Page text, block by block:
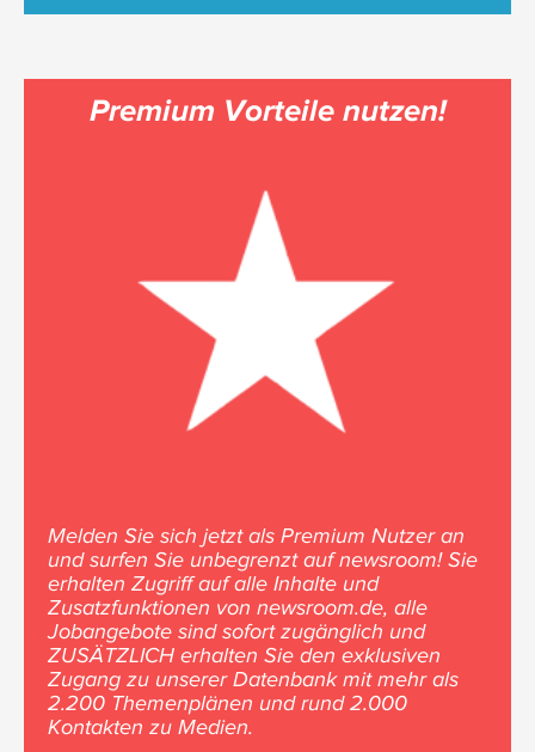
Premium Vorteile nutzen!
Melden Sie sich jetzt als Premium Nutzer an
und surfen Sie unbegrenzt auf newsroom! Sie
erhalten Zugriff auf alle Inhalte und
Zusatzfunktionen von newsroom.de, alle
Jobangebote sind sofort zugänglich und
ZUSÄTZLICH erhalten Sie den exklusiven
Zugang zu unserer Datenbank mit mehr als
2.200 Themenplänen und rund 2.000
Kontakten zu Medien.